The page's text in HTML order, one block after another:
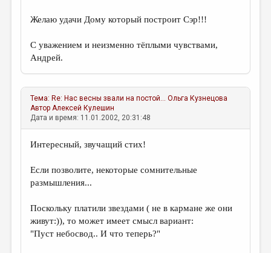
Желаю удачи Дому который построит Сэр!!!
С уважением и неизменно тёплыми чувствами,
Андрей.
Тема: Re: Нас весны звали на постой... Ольга Кузнецова
АвторАлексей Кулешин
Дата и время: 11.01.2002, 20:31:48
Интересный, звучащий стих!
Если позволите, некоторые сомнительные
размышления...
Поскольку платили звездами ( не в кармане же они
живут:)), то может имеет смысл вариант:
"Пуст небосвод.. И что теперь?"